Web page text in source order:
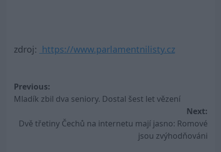
zdroj: https://www.parlamentnilisty.cz
Post
navigation
Previous:
Mladík zbil dva seniory. Dostal šest let vězení
Next:
Dvě třetiny Čechů na internetu mají jasno: Romové
jsou zvýhodňováni